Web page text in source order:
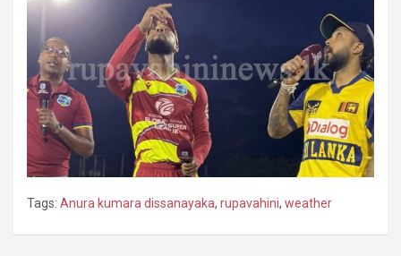
Tags: Anura kumara dissanayaka, rupavahini, weather